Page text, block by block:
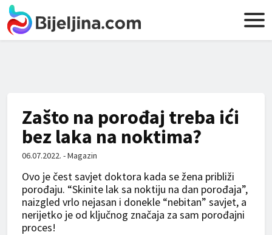
Zašto na porođaj treba ići
bez laka na noktima?
06.07.2022. - Magazin
Ovo je čest savjet doktora kada se žena približi
porođaju. “Skinite lak sa noktiju na dan porođaja”,
naizgled vrlo nejasan i donekle “nebitan” savjet, a
nerijetko je od ključnog značaja za sam porođajni
proces!